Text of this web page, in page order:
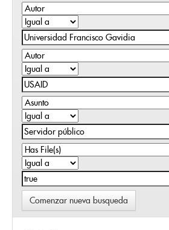
Comenzar nueva busqueda